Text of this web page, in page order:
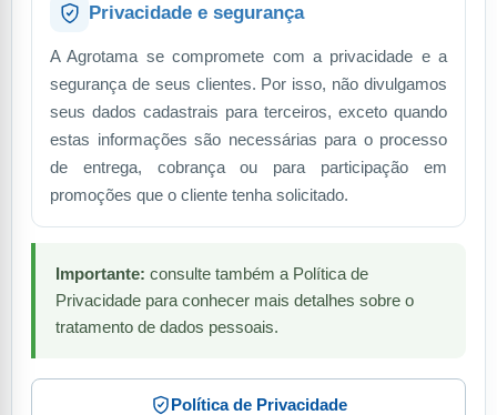
Privacidade e segurança
A Agrotama se compromete com a privacidade e a
segurança de seus clientes. Por isso, não divulgamos
seus dados cadastrais para terceiros, exceto quando
estas informações são necessárias para o processo
de entrega, cobrança ou para participação em
promoções que o cliente tenha solicitado.
Importante: consulte também a Política de
Privacidade para conhecer mais detalhes sobre o
tratamento de dados pessoais.
Política de Privacidade